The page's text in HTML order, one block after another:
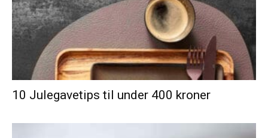
10 Julegavetips til under 400 kroner